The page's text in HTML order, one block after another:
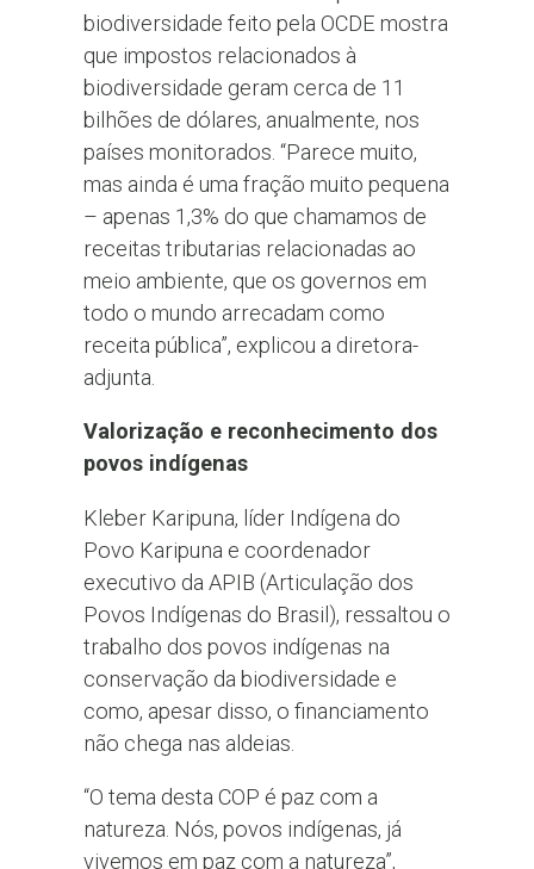
biodiversidade feito pela OCDE mostra
que impostos relacionados à
biodiversidade geram cerca de 11
bilhões de dólares, anualmente, nos
países monitorados. “Parece muito,
mas ainda é uma fração muito pequena
– apenas 1,3% do que chamamos de
receitas tributarias relacionadas ao
meio ambiente, que os governos em
todo o mundo arrecadam como
receita pública”, explicou a diretora-
adjunta.
Valorização e reconhecimento dos
povos indígenas
Kleber Karipuna, líder Indígena do
Povo Karipuna e coordenador
executivo da APIB (Articulação dos
Povos Indígenas do Brasil), ressaltou o
trabalho dos povos indígenas na
conservação da biodiversidade e
como, apesar disso, o financiamento
não chega nas aldeias.
“O tema desta COP é paz com a
natureza. Nós, povos indígenas, já
vivemos em paz com a natureza”,